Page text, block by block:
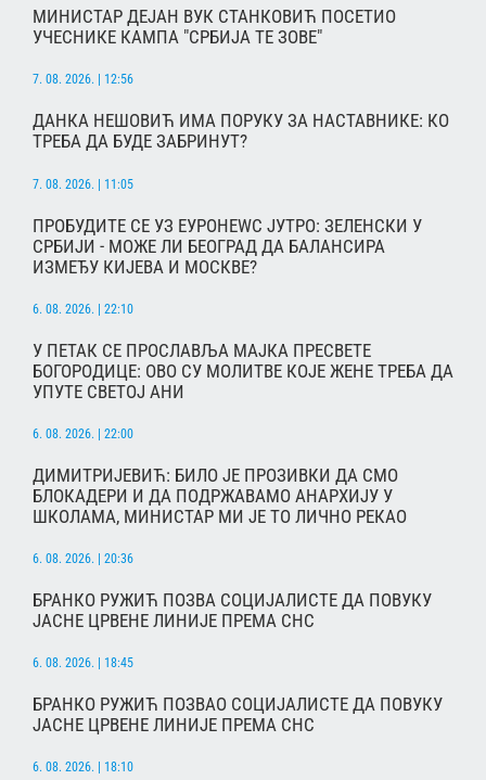
МИНИСТАР ДЕЈАН ВУК СТАНКОВИЋ ПОСЕТИО
УЧЕСНИКЕ КАМПА "СРБИЈА ТЕ ЗОВЕ"
7. 08. 2026. | 12:56
ДАНКА НЕШОВИЋ ИМА ПОРУКУ ЗА НАСТАВНИКЕ: КО
ТРЕБА ДА БУДЕ ЗАБРИНУТ?
7. 08. 2026. | 11:05
ПРОБУДИТЕ СЕ УЗ ЕУРОНЕWС ЈУТРО: ЗЕЛЕНСКИ У
СРБИЈИ - МОЖЕ ЛИ БЕОГРАД ДА БАЛАНСИРА
ИЗМЕЂУ КИЈЕВА И МОСКВЕ?
6. 08. 2026. | 22:10
У ПЕТАК СЕ ПРОСЛАВЉА МАЈКА ПРЕСВЕТЕ
БОГОРОДИЦЕ: ОВО СУ МОЛИТВЕ КОЈЕ ЖЕНЕ ТРЕБА ДА
УПУТЕ СВЕТОЈ АНИ
6. 08. 2026. | 22:00
ДИМИТРИЈЕВИЋ: БИЛО ЈЕ ПРОЗИВКИ ДА СМО
БЛОКАДЕРИ И ДА ПОДРЖАВАМО АНАРХИЈУ У
ШКОЛАМА, МИНИСТАР МИ ЈЕ ТО ЛИЧНО РЕКАО
6. 08. 2026. | 20:36
БРАНКО РУЖИЋ ПОЗВА СОЦИЈАЛИСТЕ ДА ПОВУКУ
ЈАСНЕ ЦРВЕНЕ ЛИНИЈЕ ПРЕМА СНС
6. 08. 2026. | 18:45
БРАНКО РУЖИЋ ПОЗВАО СОЦИЈАЛИСТЕ ДА ПОВУКУ
ЈАСНЕ ЦРВЕНЕ ЛИНИЈЕ ПРЕМА СНС
6. 08. 2026. | 18:10